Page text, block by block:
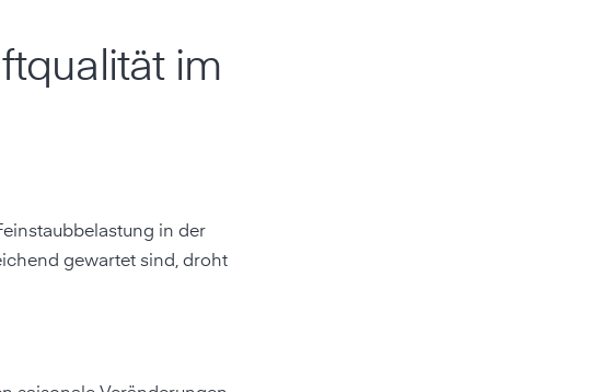
im
in der
gewartet sind, droht